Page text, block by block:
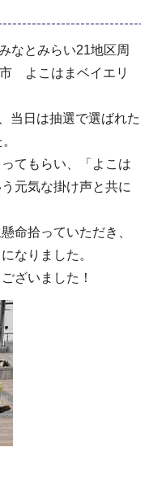
なとみらい21地区周
よこはまベイエリ
当日は抽選で選ばれた
てもらい、「よこは
元気な掛け声と共に
命拾っていただき、
なりました。
ざいました！